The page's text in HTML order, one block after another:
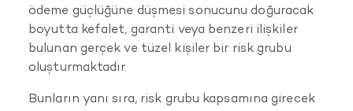
ödeme güçlüğüne düşmesi sonucunu doğuracak
boyutta kefalet, garanti veya benzeri ilişkiler
bulunan gerçek ve tüzel kişiler bir risk grubu
oluşturmaktadır.
Bunların yanı sıra, risk grubu kapsamına girecek